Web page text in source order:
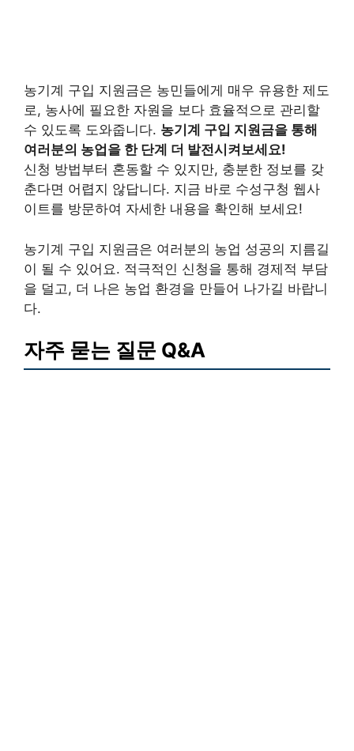
농기계 구입 지원금은 농민들에게 매우 유용한 제도
로, 농사에 필요한 자원을 보다 효율적으로 관리할
수 있도록 도와줍니다. 농기계 구입 지원금을 통해
여러분의 농업을 한 단계 더 발전시켜보세요!
신청 방법부터 혼동할 수 있지만, 충분한 정보를 갖
춘다면 어렵지 않답니다. 지금 바로 수성구청 웹사
이트를 방문하여 자세한 내용을 확인해 보세요!
농기계 구입 지원금은 여러분의 농업 성공의 지름길
이 될 수 있어요. 적극적인 신청을 통해 경제적 부담
을 덜고, 더 나은 농업 환경을 만들어 나가길 바랍니
다.
자주 묻는 질문 Q&A